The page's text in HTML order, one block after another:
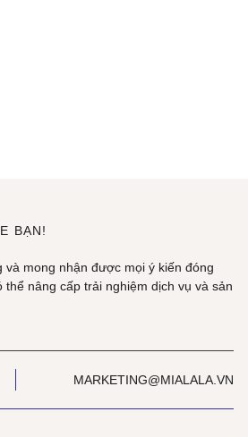
BẠN!
và mong nhận được mọi ý kiến đóng
nâng cấp trải nghiệm dịch vụ và sản
MARKETING@MIALALA.VN